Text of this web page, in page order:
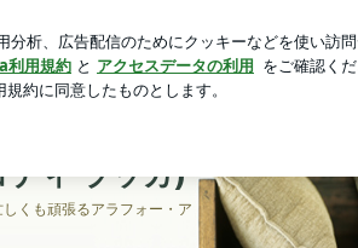
ションサロン＆スクール☆koti-lakka (
ログ
ゼーショ
ィ ラッカ)
くも頑張るアラフォー・ア